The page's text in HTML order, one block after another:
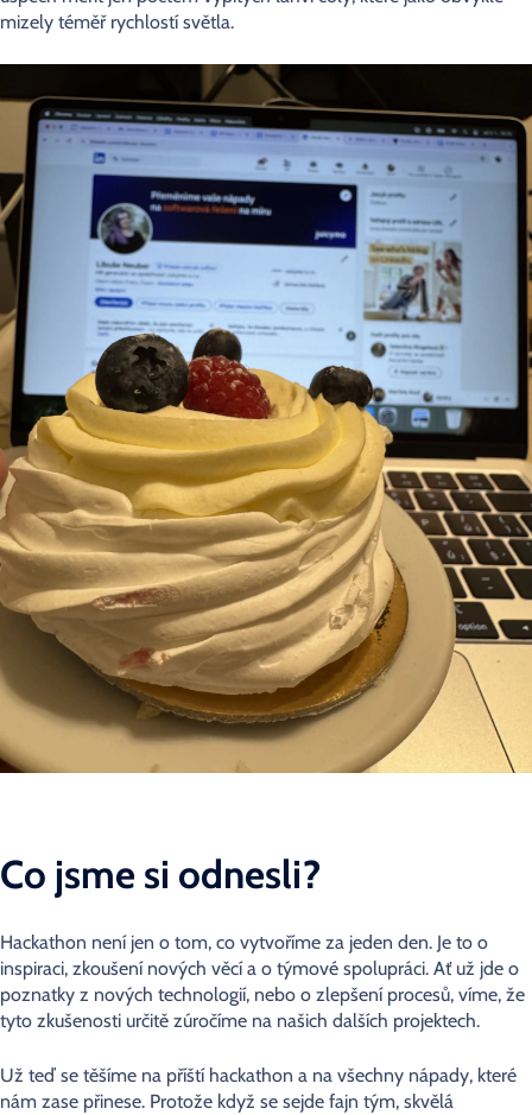
mizely téměř rychlostí světla.
​​Co jsme si odnesli?
Hackathon není jen o tom, co vytvoříme za jeden den. Je to o
inspiraci, zkoušení nových věcí a o týmové spolupráci. Ať už jde o
poznatky z nových technologií, nebo o zlepšení procesů, víme, že
tyto zkušenosti určitě zúročíme na našich dalších projektech.
Už teď se těšíme na příští hackathon a na všechny nápady, které
nám zase přinese. Protože když se sejde fajn tým, skvělá